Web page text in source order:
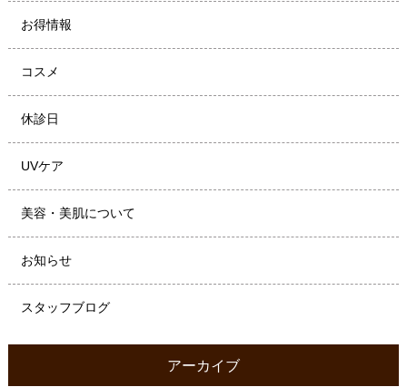
お得情報
コスメ
休診日
UVケア
美容・美肌について
お知らせ
スタッフブログ
アーカイブ